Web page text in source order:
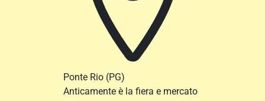
Ponte Rio (PG)
Anticamente è la fiera e mercato